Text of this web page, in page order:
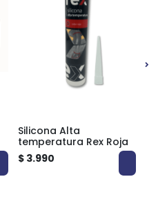
Silicona Alta
temperatura Rex Roja
$ 3.990